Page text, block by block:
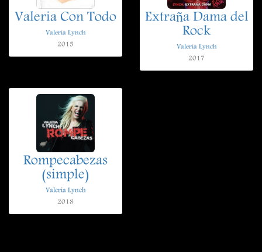
Valeria Con Todo
Valeria Lynch
2015
Extraña Dama del
Rock
Valeria Lynch
2017
Rompecabezas
(simple)
Valeria Lynch
2018